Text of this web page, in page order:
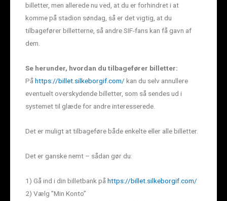
billetter, men allerede nu ved, at du er forhindret i at
komme på stadion søndag, så er det vigtig, at du
tilbagefører billetterne, så andre SIF-fans kan få gavn af
dem.
Se herunder, hvordan du tilbagefører billetter:
På https://billet.silkeborgif.com/ kan du selv annullere
eventuelt overskydende billetter, som så sendes ud i
systemet til glæde for andre interesserede.
Det er muligt at tilbageføre både enkelte eller alle billetter.
Det er ganske nemt – sådan gør du:
1) Gå ind i din billetbank på https://billet.silkeborgif.com/
2) Vælg ”Min Konto”